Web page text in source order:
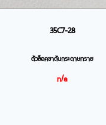
35C7-28
ตัวล็อคขาดันกระดาษทราย
n/a